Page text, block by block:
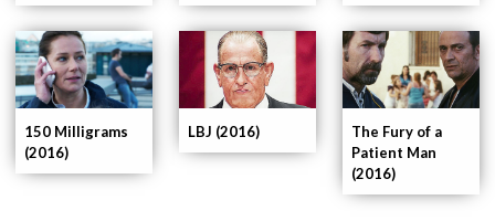
The Fury of a
Patient Man
(2016)
LBJ (2016)
150 Milligrams
(2016)